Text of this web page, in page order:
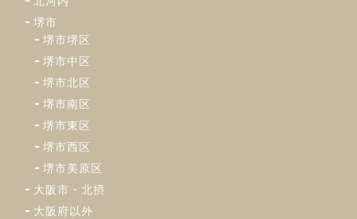
堺市
堺市堺区
堺市中区
堺市北区
堺市南区
堺市東区
堺市西区
堺市美原区
大阪市・北摂
大阪府以外